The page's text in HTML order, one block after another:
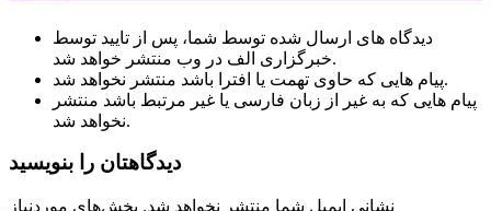
دیدگاه های ارسال شده توسط شما، پس از تایید توسط
خبرگزاری الف در وب منتشر خواهد شد.
پیام هایی که حاوی تهمت یا افترا باشد منتشر نخواهد شد.
پیام هایی که به غیر از زبان فارسی یا غیر مرتبط باشد منتشر
نخواهد شد.
دیدگاهتان را بنویسید
نشانی ایمیل شما منتشر نخواهد شد. بخش‌های موردنیاز